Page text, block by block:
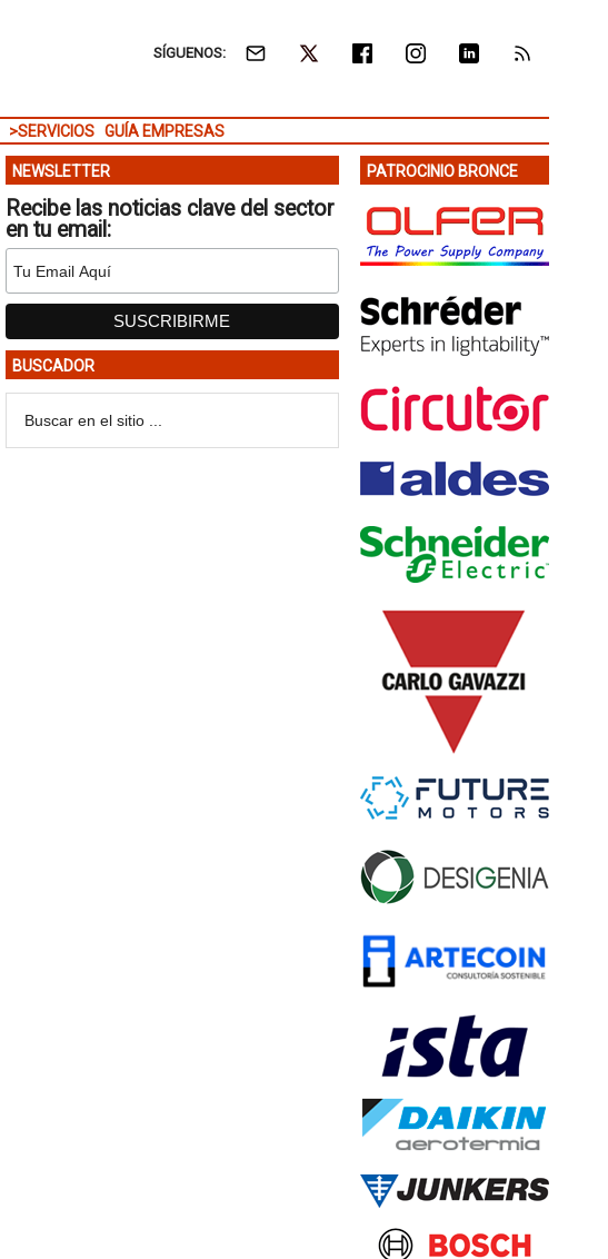
SÍGUENOS:
>SERVICIOS GUÍA EMPRESAS
NEWSLETTER
Recibe las noticias clave del sector
en tu email:
BUSCADOR
PATROCINIO BRONCE